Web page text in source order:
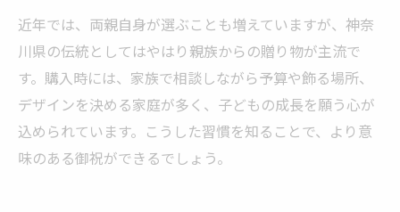
近年では、両親自身が選ぶことも増えていますが、神奈
川県の伝統としてはやはり親族からの贈り物が主流で
す。購入時には、家族で相談しながら予算や飾る場所、
デザインを決める家庭が多く、子どもの成長を願う心が
込められています。こうした習慣を知ることで、より意
味のある御祝ができるでしょう。